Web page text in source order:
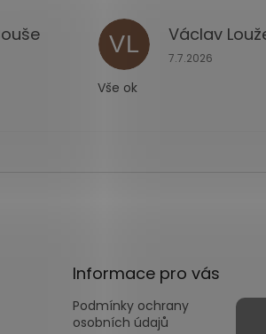
je 5 z 5 hvězdiček.
VL Václav
Hodnocení
7.7.2026
Vše ok
Informace pro vás
Podmínky ochrany
osobních údajů